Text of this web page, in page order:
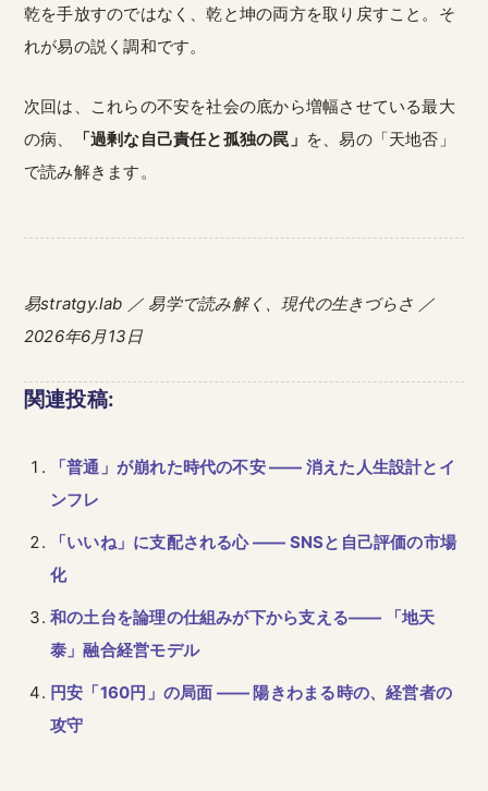
乾を手放すのではなく、乾と坤の両方を取り戻すこと。そ
れが易の説く調和です。
次回は、これらの不安を社会の底から増幅させている最大
の病、
「過剰な自己責任と孤独の罠」 を、易の「天地否」
で読み解きます。
易stratgy.lab ／ 易学で読み解く、現代の生きづらさ ／
2026年6月13日
関連投稿:
「普通」が崩れた時代の不安 ―― 消えた人生設計とイ
ンフレ
「いいね」に支配される心 ―― SNSと自己評価の市場
化
和の土台を論理の仕組みが下から支える―― 「地天
泰」融合経営モデル
円安「160円」の局面 ―― 陽きわまる時の、経営者の
攻守